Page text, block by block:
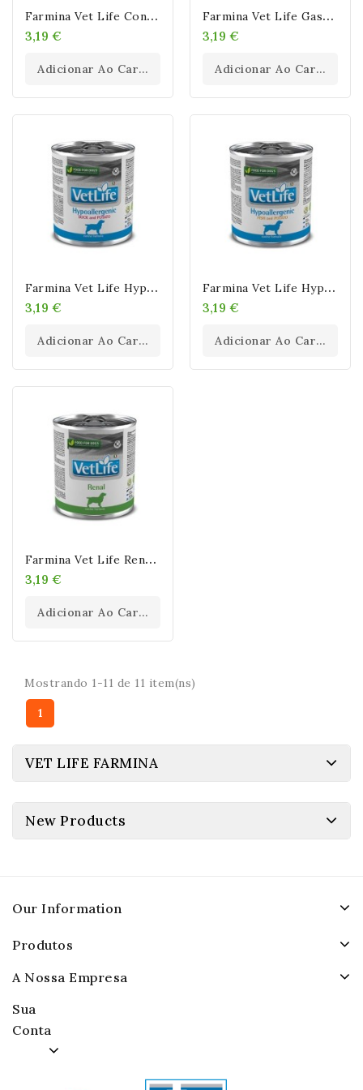
F
Armina Vet Life Convalescence (Latas) 300
3,19 €
Adicionar Ao Carrinho
F
Armina Vet Life Gastrointestinal (Latas) 300
3,19 €
Adicionar Ao Carrinho
F
Armina Vet Life Hypoallergenic Pato (Latas) 300 Gr
3,19 €
Adicionar Ao Carrinho
F
Armina Vet Life Hypoallergenic Pescado (Latas) 300 Gr
3,19 €
Adicionar Ao Carrinho
F
Armina Vet Life Renal (Latas) 300 Gr
3,19 €
Adicionar Ao Carrinho
Mostrando 1-11 de 11 item(ns)
1
VET LIFE FARMINA
New Products
Our Information
Produtos
A Nossa Empresa
Sua
Conta